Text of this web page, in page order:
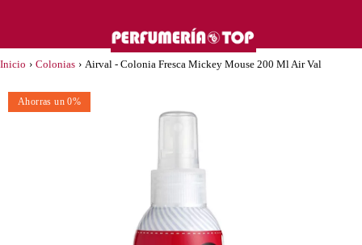
Inicio › Colonias › Airval - Colonia Fresca Mickey Mouse 200 Ml Air Val
Ahorras un 0%